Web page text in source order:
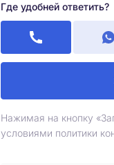
Где удобней ответить?
Нажимая на кнопку
условиями политики